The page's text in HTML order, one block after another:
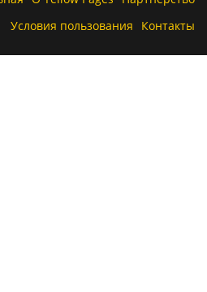
Условия пользования
Контакты